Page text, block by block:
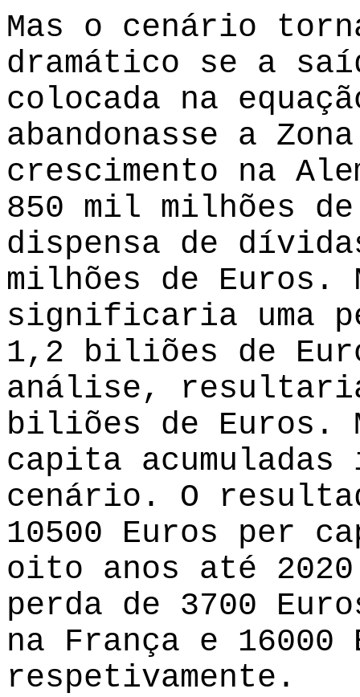
Mas o cenário
dramático se a
colocada na
abandonasse a
crescimento na
850 mil milhões de
dispensa de
milhões de Euros.
significaria uma
1,2 biliões de
análise,
biliões de Euros.
capita
cenário. O
10500 Euros per
oito anos até 2020
perda de 3700
na França e 16000
respetivamente.